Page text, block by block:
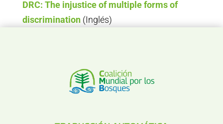
DRC: The injustice of multiple forms of
discrimination (Inglés)